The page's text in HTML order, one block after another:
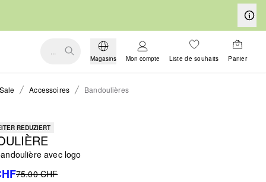
...
Magasins Mon compte Liste de souhaits Panier
Sale Accessoires Bandoulières
REDUZIERT
avec logo
75.00 CHF